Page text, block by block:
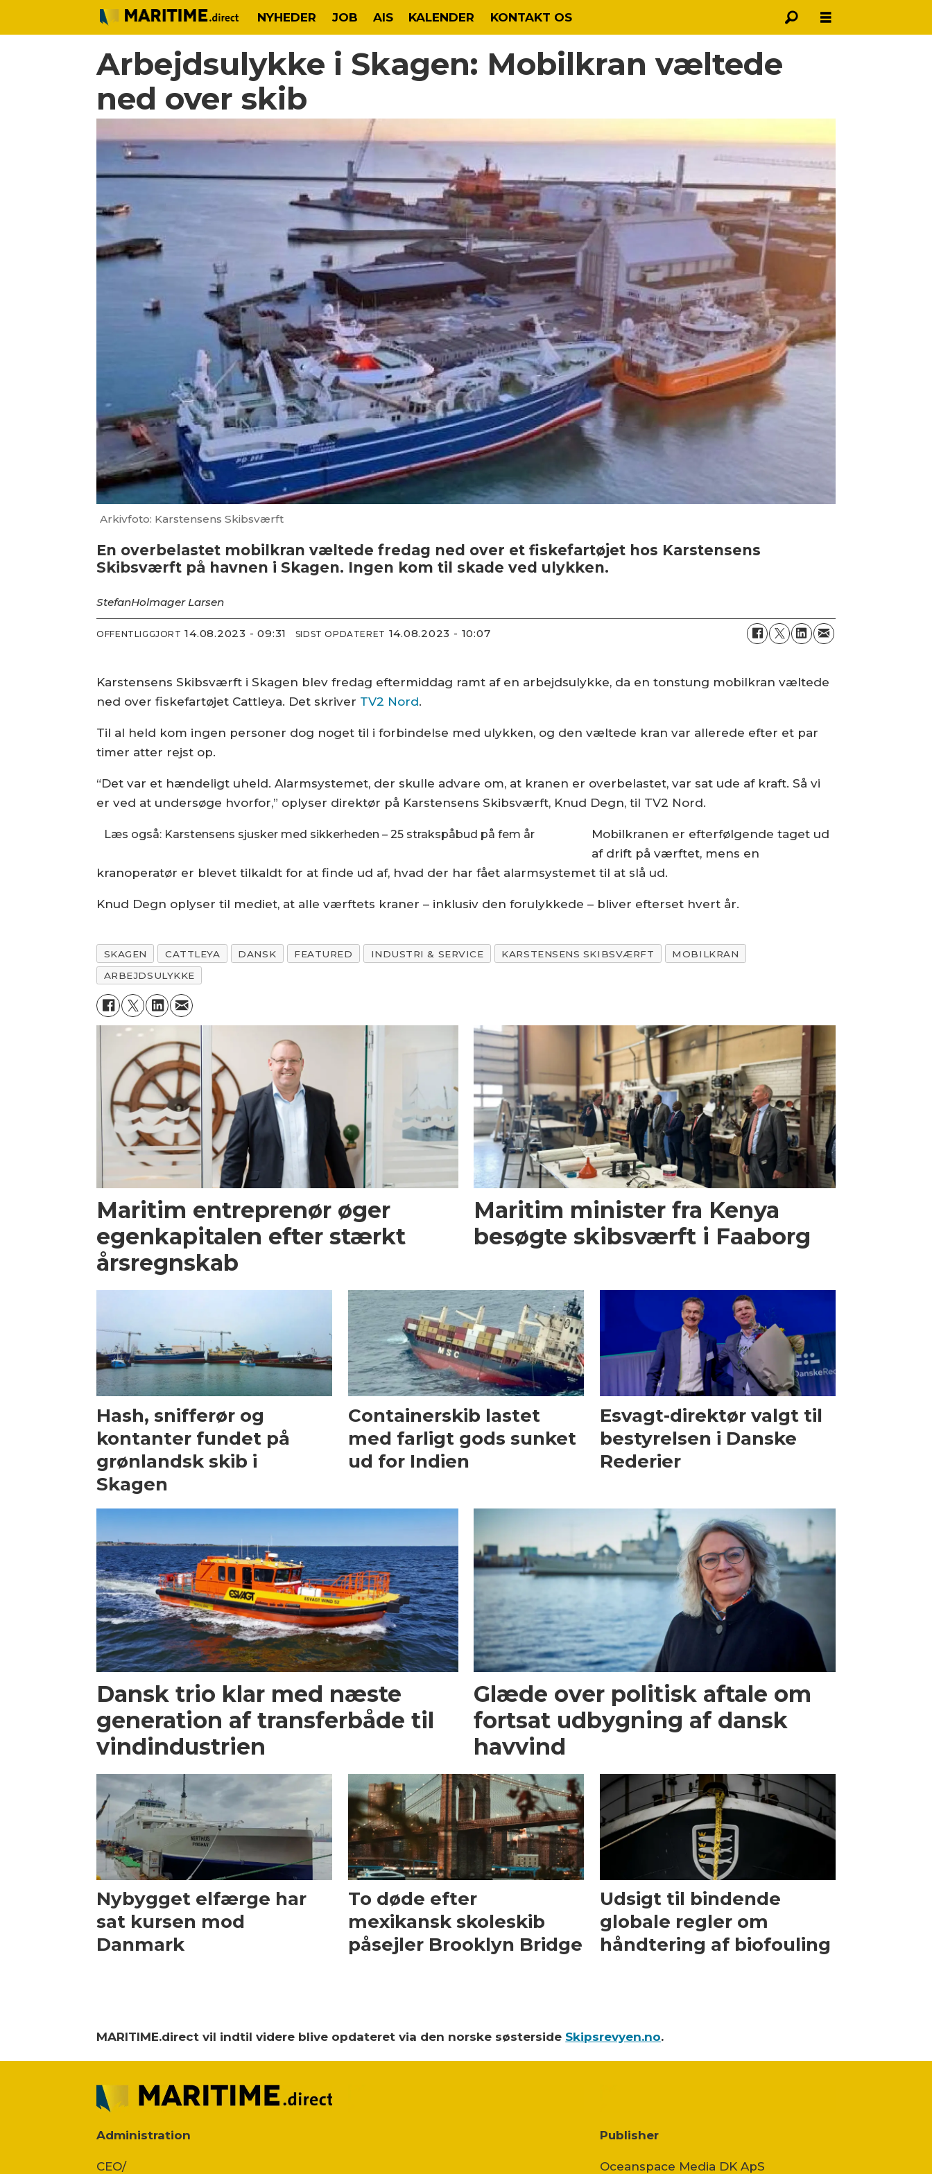
NYHEDER JOB AIS KALENDER KONTAKT OS
Arbejdsulykke i Skagen: Mobilkran væltede
ned over skib
Arkivfoto: Karstensens Skibsværft
En overbelastet mobilkran væltede fredag ned over et fiskefartøjet hos Karstensens
Skibsværft på havnen i Skagen. Ingen kom til skade ved ulykken.
StefanHolmager Larsen
OFFENTLIGGJORT 14.08.2023 - 09:31 SIDST OPDATERET 14.08.2023 - 10:07
Karstensens Skibsværft i Skagen blev fredag eftermiddag ramt af en arbejdsulykke, da en tonstung mobilkran væltede
ned over fiskefartøjet Cattleya. Det skriver TV2 Nord.
Til al held kom ingen personer dog noget til i forbindelse med ulykken, og den væltede kran var allerede efter et par
timer atter rejst op.
“Det var et hændeligt uheld. Alarmsystemet, der skulle advare om, at kranen er overbelastet, var sat ude af kraft. Så vi
er ved at undersøge hvorfor,” oplyser direktør på Karstensens Skibsværft, Knud Degn, til TV2 Nord.
Læs også: Karstensens sjusker med sikkerheden – 25 strakspåbud på fem år
Mobilkranen er efterfølgende taget ud
af drift på værftet, mens en
kranoperatør er blevet tilkaldt for at finde ud af, hvad der har fået alarmsystemet til at slå ud.
Knud Degn oplyser til mediet, at alle værftets kraner – inklusiv den forulykkede – bliver efterset hvert år.
SKAGEN CATTLEYA DANSK FEATURED INDUSTRI & SERVICE KARSTENSENS SKIBSVÆRFT
MOBILKRAN
ARBEJDSULYKKE
Maritim entreprenør øger
egenkapitalen efter stærkt
årsregnskab
Maritim minister fra Kenya
besøgte skibsværft i Faaborg
Hash, snifferør og
kontanter fundet på
grønlandsk skib i
Skagen
Containerskib lastet
med farligt gods sunket
ud for Indien
Esvagt-direktør valgt til
bestyrelsen i Danske
Rederier
Dansk trio klar med næste
generation af transferbåde til
vindindustrien
Glæde over politisk aftale om
fortsat udbygning af dansk
havvind
Nybygget elfærge har
sat kursen mod
Danmark
To døde efter
mexikansk skoleskib
påsejler Brooklyn Bridge
Udsigt til bindende
globale regler om
håndtering af biofouling
MARITIME.direct vil indtil videre blive opdateret via den norske søsterside Skipsrevyen.no.
Administration
CEO/
Publisher
Oceanspace Media DK ApS